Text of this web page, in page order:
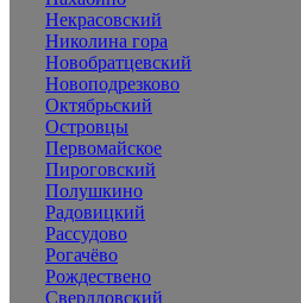
Некрасовский
Николина гора
Новобратцевский
Новоподрезково
Октябрьский
Островцы
Первомайское
Пироговский
Полушкино
Радовицкий
Рассудово
Рогачёво
Рождествено
Свердловский